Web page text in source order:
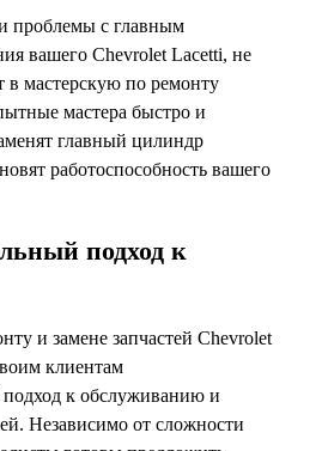
проблемы с главным
вашего Chevrolet Lacetti, не
в мастерскую по ремонту
мастера быстро и
главный цилиндр
работоспособность вашего
подход к
и замене запчастей Chevrolet
клиентам
к обслуживанию и
Независимо от сложности